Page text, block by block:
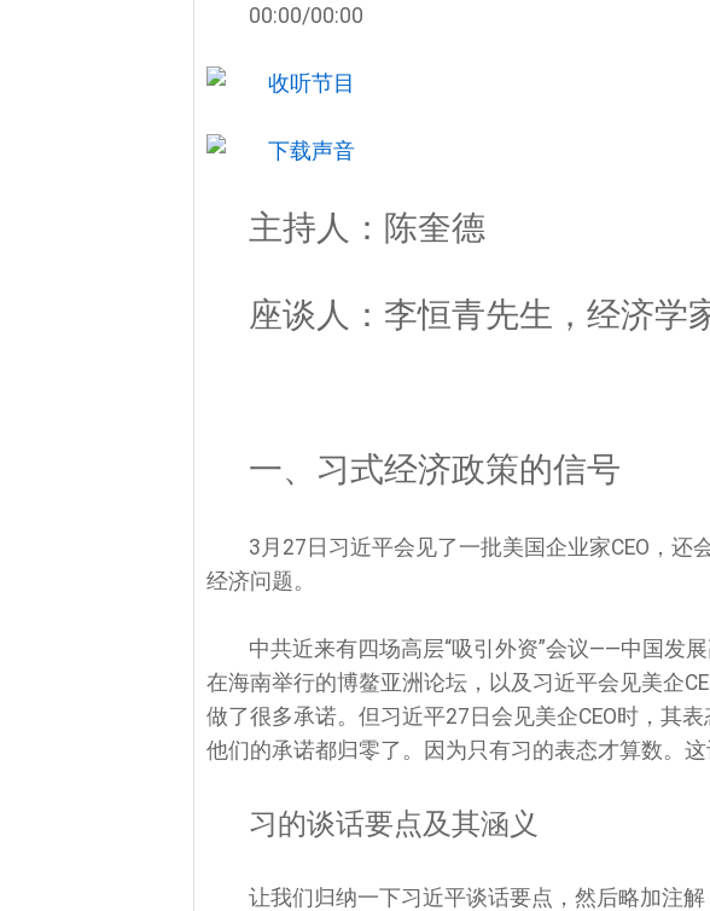
00:00/00:00
主持人： 陈奎德
座谈人：李恒青先生，经济学
一、习式经济政策的信号
3月27日习近平会见了一批美国企业家CEO，
经济问题。
中共近来有四场高层“吸引外资”会议——中国发
在海南举行的博鳌亚洲论坛，以及习近平会见美企
做了很多承诺。但习近平27日会见美企CEO时，其
他们的承诺都归零了。因为只有习的表态才算数。这
习的谈话要点及其涵义
让我们归纳一下习近平谈话要点，然后略加注解